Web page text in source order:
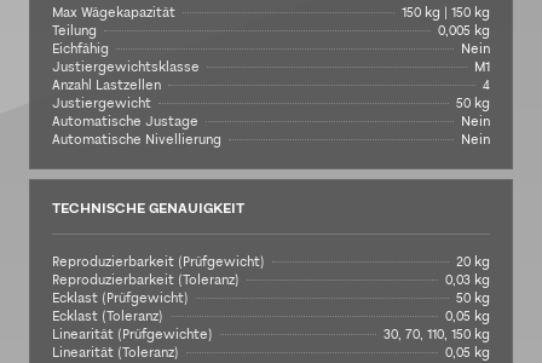
Max Wägekapazität
150 kg | 150 kg
Teilung
0,005 kg
Eichfähig
Nein
Justiergewichtsklasse
M1
Anzahl Lastzellen
4
Justiergewicht
50 kg
Automatische Justage
Nein
Automatische Nivellierung
Nein
TECHNISCHE GENAUIGKEIT
Reproduzierbarkeit (Prüfgewicht)
20 kg
Reproduzierbarkeit (Toleranz)
0,03 kg
Ecklast (Prüfgewicht)
50 kg
Ecklast (Toleranz)
0,05 kg
Linearität (Prüfgewichte)
30, 70, 110, 150 kg
Linearität (Toleranz)
0,05 kg